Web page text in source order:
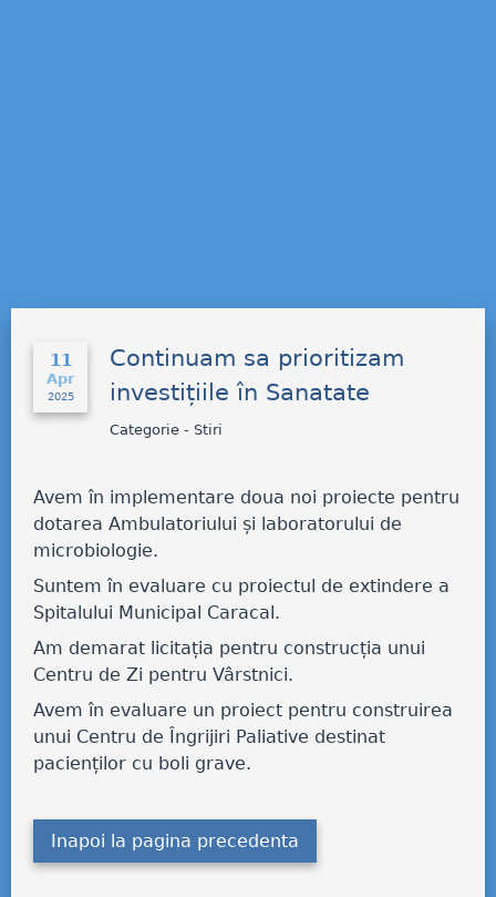
11
Apr
2025
Continuam sa prioritizam
investițiile în Sanatate
Categorie - Stiri
Avem în implementare doua noi proiecte pentru
dotarea Ambulatoriului și laboratorului de
microbiologie.
Suntem în evaluare cu proiectul de extindere a
Spitalului Municipal Caracal.
Am demarat licitația pentru construcția unui
Centru de Zi pentru Vârstnici.
Avem în evaluare un proiect pentru construirea
unui Centru de Îngrijiri Paliative destinat
pacienților cu boli grave.
Inapoi la pagina precedenta